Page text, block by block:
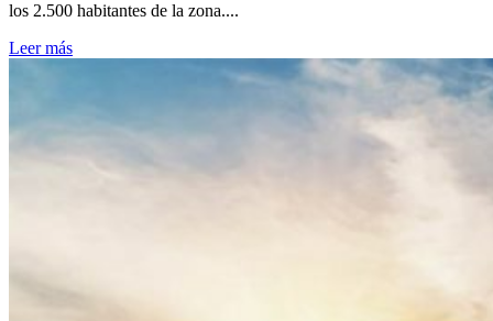
los 2.500 habitantes de la zona....
Leer más